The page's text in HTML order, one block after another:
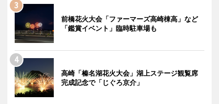
前橋花火大会「ファーマーズ高崎棟高」など
「鑑賞イベント」臨時駐車場も
高崎「榛名湖花火大会」湖上ステージ観覧席
完成記念で「じぐろ京介」